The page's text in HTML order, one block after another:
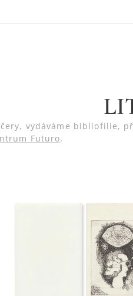
vydáváme bibliofilie,
Futuro.